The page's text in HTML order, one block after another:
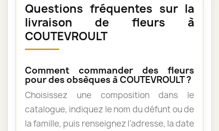
Questions fréquentes sur la
livraison de fleurs à
COUTEVROULT
Comment commander des fleurs
pour des obsèques à COUTEVROULT ?
Choisissez une composition dans le
catalogue, indiquez le nom du défunt ou de
la famille, puis renseignez l’adresse, la date